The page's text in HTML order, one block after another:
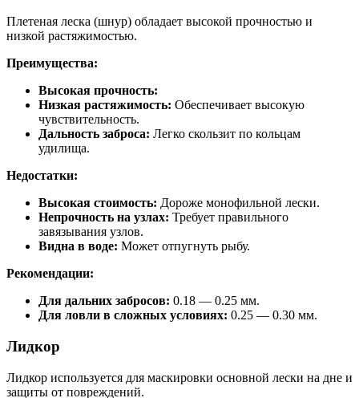
Плетеная леска (шнур) обладает высокой прочностью и
низкой растяжимостью.
Преимущества:
Высокая прочность:
Низкая растяжимость: Обеспечивает высокую
чувствительность.
Дальность заброса: Легко скользит по кольцам
удилища.
Недостатки:
Высокая стоимость: Дороже монофильной лески.
Непрочность на узлах: Требует правильного
завязывания узлов.
Видна в воде: Может отпугнуть рыбу.
Рекомендации:
Для дальних забросов: 0.18 — 0.25 мм.
Для ловли в сложных условиях: 0.25 — 0.30 мм.
Лидкор
Лидкор используется для маскировки основной лески на дне и
защиты от повреждений.